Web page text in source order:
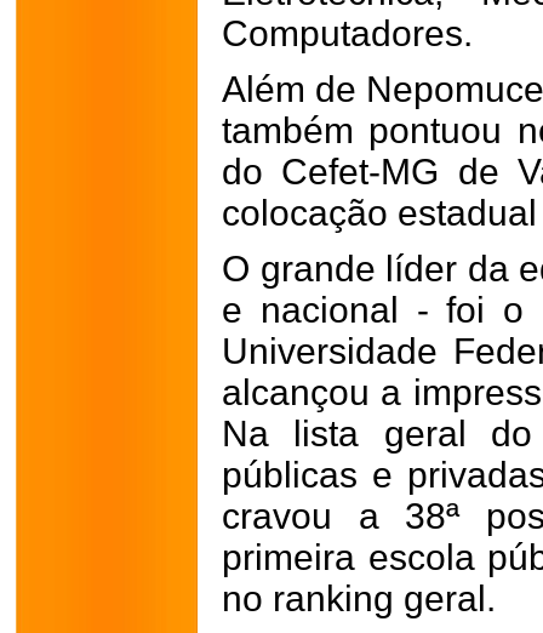
Computadores.
Além de
também pontuou
do Cefet-MG de
colocação
O grande líder da
e nacional - foi o
Universidade
alcançou a
Na lista geral
públicas e
cravou a 38ª
primeira escola
no ranking geral.